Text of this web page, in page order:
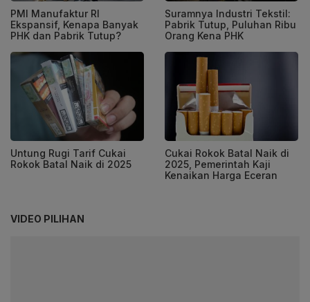
PMI Manufaktur RI
Ekspansif, Kenapa Banyak
PHK dan Pabrik Tutup?
Suramnya Industri Tekstil:
Pabrik Tutup, Puluhan Ribu
Orang Kena PHK
Untung Rugi Tarif Cukai
Rokok Batal Naik di 2025
Cukai Rokok Batal Naik di
2025, Pemerintah Kaji
Kenaikan Harga Eceran
VIDEO PILIHAN